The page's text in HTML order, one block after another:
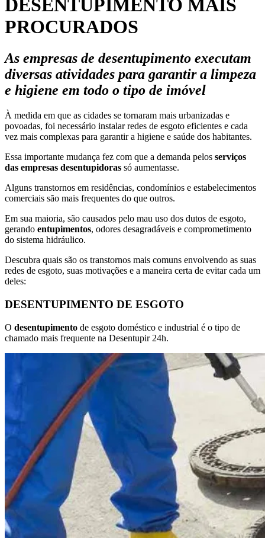
DESENTUPIMENTO MAIS
PROCURADOS
As empresas de desentupimento executam
diversas atividades para garantir a limpeza
e higiene em todo o tipo de imóvel
À medida em que as cidades se tornaram mais urbanizadas e
povoadas, foi necessário instalar redes de esgoto eficientes e cada
vez mais complexas para garantir a higiene e saúde dos habitantes.
Essa importante mudança fez com que a demanda pelos serviços
das empresas desentupidoras só aumentasse.
Alguns transtornos em residências, condomínios e estabelecimentos
comerciais são mais frequentes do que outros.
Em sua maioria, são causados pelo mau uso dos dutos de esgoto,
gerando entupimentos, odores desagradáveis e comprometimento
do sistema hidráulico.
Descubra quais são os transtornos mais comuns envolvendo as suas
redes de esgoto, suas motivações e a maneira certa de evitar cada um
deles:
DESENTUPIMENTO DE ESGOTO
O desentupimento de esgoto doméstico e industrial é o tipo de
chamado mais frequente na Desentupir 24h.